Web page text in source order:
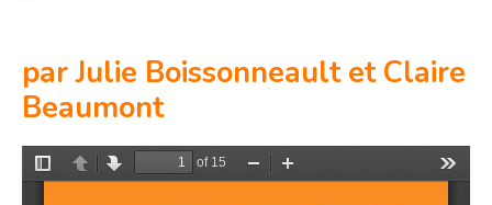
par Julie Boissonneault et Claire
Beaumont